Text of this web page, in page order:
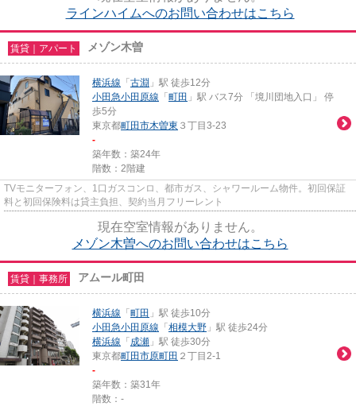
ラインハイムへのお問い合わせはこちら
賃貸｜アパート メゾン木曽
横浜線 「 古淵 」駅 徒歩12分
小田急小田原線 「 町田 」駅 バス7分 「境川団地入口」 停
歩5分
東京都町田市木曽東 ３丁目3-23
-
築年数：築24年
階数：2階建
TVモニターフォン、1口ガスコンロ、都市ガス、シャワールーム物件。初回保証
料と初回保険料は貸主負担、契約当月フリーレント
現在空室情報がありません。
メゾン木曽へのお問い合わせはこちら
賃貸｜事務所 アムール町田
横浜線 「 町田 」駅 徒歩10分
小田急小田原線 「 相模大野 」駅 徒歩24分
横浜線 「 成瀬 」駅 徒歩30分
東京都町田市原町田 ２丁目2-1
-
築年数：築31年
階数：-